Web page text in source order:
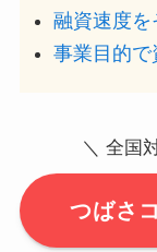
融資速度を
事業目的で
＼ 全国
つばさ